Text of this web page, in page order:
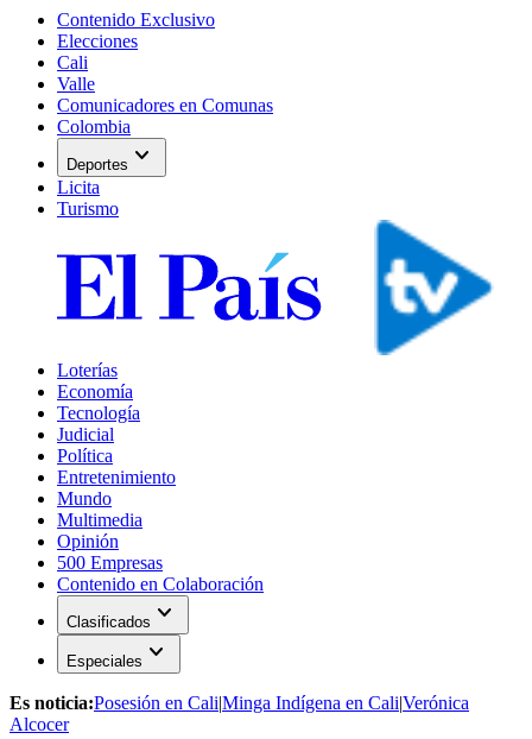
Contenido Exclusivo
Elecciones
Cali
Valle
Comunicadores en Comunas
Colombia
Deportes expand_more
Licita
Turismo
Loterías
Economía
Tecnología
Judicial
Política
Entretenimiento
Mundo
Multimedia
Opinión
500 Empresas
Contenido en Colaboración
Clasificados expand_more
Especiales expand_more
Es noticia:Posesión en Cali|Minga Indígena en Cali|Verónica
Alcocer